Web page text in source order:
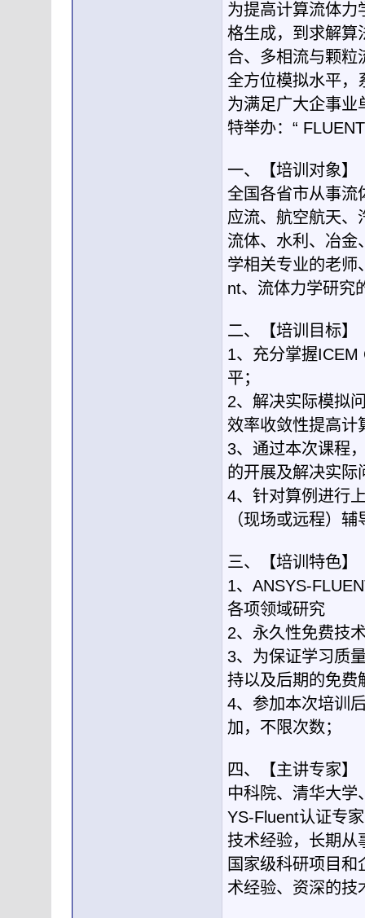
为提高计算流体力
格生成，到求解算
合、多相流与颗粒
全方位模拟水平，
为满足广大企事业
特举办：“
一、【培训对象】
全国各省市从事流
应流、航空航天、
流体、水利、冶金
学相关专业的老师
nt、流体力学研究
二、【培训目标】
1、充分掌握
平；
2、解决实际模拟
效率收敛性提高计
3、通过本次课程
的开展及解决实际
4、针对算例进行
（现场或远程）辅
三、【培训特色】
1、ANSYS-
各项领域研究
2、永久性免费技
3、为保证学习质
持以及后期的免费
4、参加本次培训
加，不限次数；
四、【主讲专家】
中科院、清华大学
YS-Fluent认证专
技术经验，长期从
国家级科研项目
术经验、资深的技